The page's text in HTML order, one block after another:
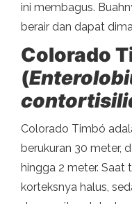
ini membagus.
berair dan dapat
Colorado
(
Colorado Timbó
berukuran 30 meter,
hingga 2 meter. Saat
korteksnya halus,